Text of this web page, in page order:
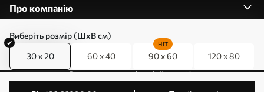
Виберіть розмір (ШхВ см)
30 x 20 60 x 40 90 x 60
HIT
120 x 80
Про компанію
0800357223
Редагування дозволів на файли cookie
© 2011-2026 Art-holst. Усі права захищені. Власник: